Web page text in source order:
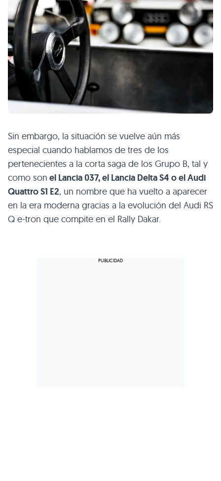
Sin embargo, la situación se vuelve aún más
especial cuando hablamos de tres de los
pertenecientes a la corta saga de los Grupo B, tal y
como son el Lancia 037, el Lancia Delta S4 o el Audi
Quattro S1 E2, un nombre que ha vuelto a aparecer
en la era moderna gracias a la evolución del Audi RS
Q e-tron que compite en el Rally Dakar.